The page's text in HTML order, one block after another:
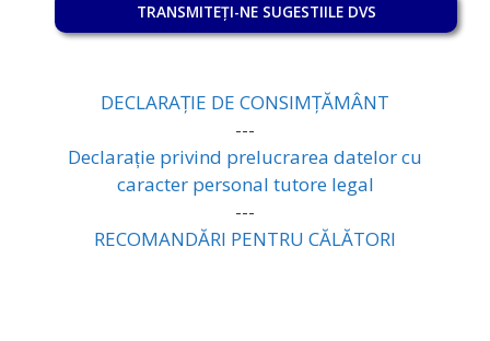
TRANSMITEȚI-NE SUGESTIILE DVS
DECLARAȚIE DE CONSIMȚĂMÂNT
---
Declarație privind prelucrarea datelor cu
caracter personal tutore legal
---
RECOMANDĂRI PENTRU CĂLĂTORI